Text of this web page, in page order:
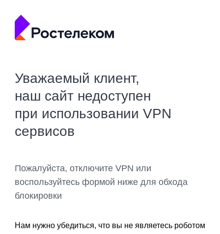
Уважаемый клиент,
наш сайт недоступен
при использовании VPN
сервисов
Пожалуйста, отключите VPN или
воспользуйтесь формой ниже для обхода
блокировки
Нам нужно убедиться, что вы не являетесь роботом